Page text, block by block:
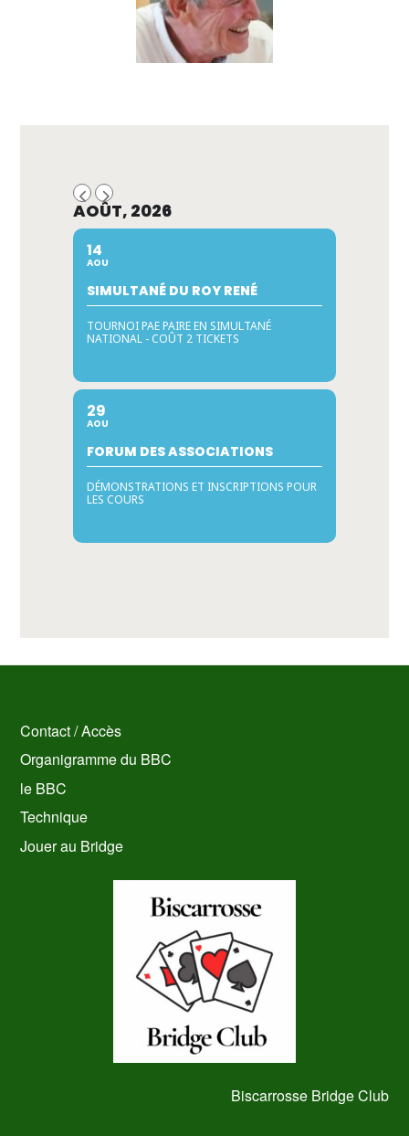
AOÛT, 2026
14
AOU
SIMULTANÉ DU ROY RENÉ
TOURNOI PAE PAIRE EN SIMULTANÉ
NATIONAL - COÛT 2 TICKETS
29
AOU
FORUM DES ASSOCIATIONS
DÉMONSTRATIONS ET INSCRIPTIONS POUR
LES COURS
Contact / Accès
Organigramme du BBC
le BBC
Technique
Jouer au Bridge
Biscarrosse Bridge Club